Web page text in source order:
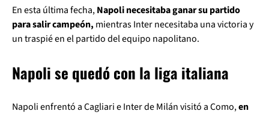
En esta última fecha,Napoli necesitaba ganar su partido
para salir campeón, mientras Inter necesitaba una victoria y
un traspié en el partido del equipo napolitano.
Napoli se quedó con la liga italiana
Napoli enfrentó a Cagliari e Inter de Milán visitó a Como,en